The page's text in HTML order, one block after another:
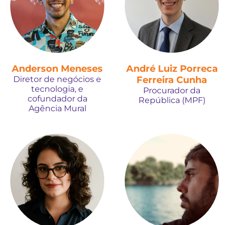
Anderson Meneses
Diretor de negócios e
tecnologia, e
cofundador da
Agência Mural
André Luiz Porreca
Ferreira Cunha
Procurador da
República (MPF)